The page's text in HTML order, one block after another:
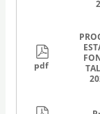
pdf